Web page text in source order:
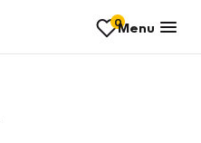
0Menu